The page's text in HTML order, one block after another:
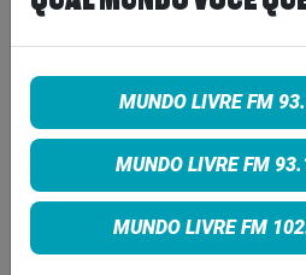
www.threads.net/@boogarins
www.facebook.com/
Tags:
MUNDO LIVRE FM
MUNDO LIVRE FM
MUNDO LIVRE FM